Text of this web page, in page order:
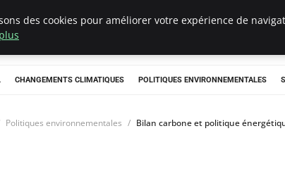
CHANGEMENTS CLIMATIQUES POLITIQUES ENVIRONNEMENTALES
Politiques environnementales Bilan carbone et politique
des cookies pour améliorer votre expérience de